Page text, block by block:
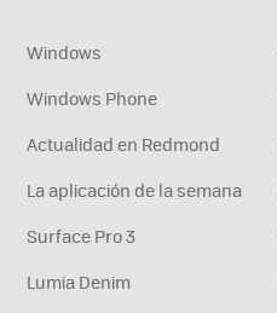
Windows
Windows Phone
Actualidad en Redmond
La aplicación de la semana
Surface Pro 3
Lumia Denim